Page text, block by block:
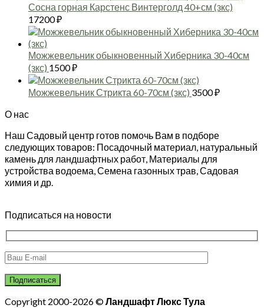
Сосна горная Карстенс Винтерголд 40+см (зкс)
17200₽
Можжевельник обыкновенный Хиберника 30-40см
(зкс) 1500₽
Можжевельник Стрикта 60-70см (зкс) 3500₽
О нас
Наш Садовый центр готов помочь Вам в подборе
следующих товаров: Посадочный материал, натуральный
камень для ландшафтных работ, Материалы для
устройства водоема, Семена газонных трав, Садовая
химия и др.
Подписаться на новости
Copyright 2000-2026 ©Ландшафт Люкс Тула